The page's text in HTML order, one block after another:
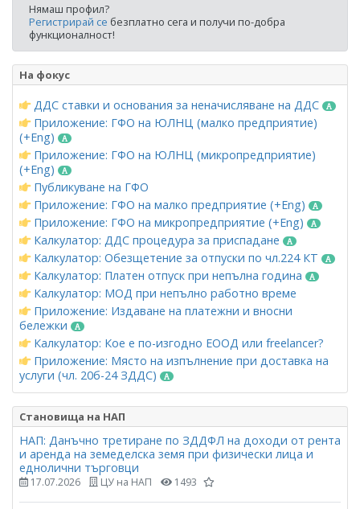
Нямаш профил?
Регистрирай се безплатно сега и получи по-добра
функционалност!
На фокус
ДДС ставки и основания за неначисляване на ДДС
Приложение: ГФО на ЮЛНЦ (малко предприятие)
(+Eng)
Приложение: ГФО на ЮЛНЦ (микропредприятие)
(+Eng)
Публикуване на ГФО
Приложение: ГФО на малко предприятие (+Eng)
Приложение: ГФО на микропредприятие (+Eng)
Калкулатор: ДДС процедура за приспадане
Калкулатор: Обезщетение за отпуски по чл.224 КТ
Калкулатор: Платен отпуск при непълна година
Калкулатор: МОД при непълно работно време
Приложение: Издаване на платежни и вносни
бележки
Калкулатор: Кое е по-изгодно ЕООД или freelancer?
Приложение: Място на изпълнение при доставка на
услуги (чл. 20б-24 ЗДДС)
Становища на НАП
НАП: Данъчно третиране по ЗДДФЛ на доходи от рента
и аренда на земеделска земя при физически лица и
еднолични търговци
17.07.2026 ЦУ на НАП 1493